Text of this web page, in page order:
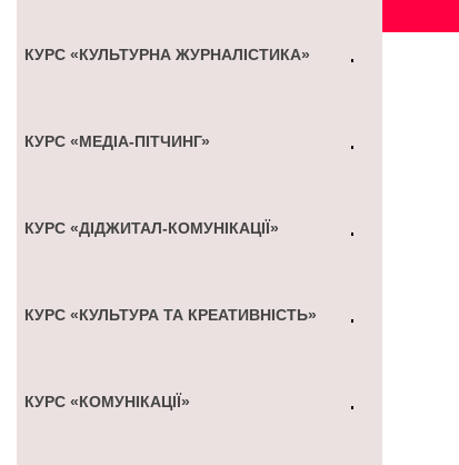
КУРС «КУЛЬТУРНА ЖУРНАЛІСТИКА»
КУРС «МЕДІА-ПІТЧИНГ»
КУРС «ДІДЖИТАЛ-КОМУНІКАЦІЇ»
КУРС «КУЛЬТУРА ТА КРЕАТИВНІСТЬ»
КУРС «КОМУНІКАЦІЇ»